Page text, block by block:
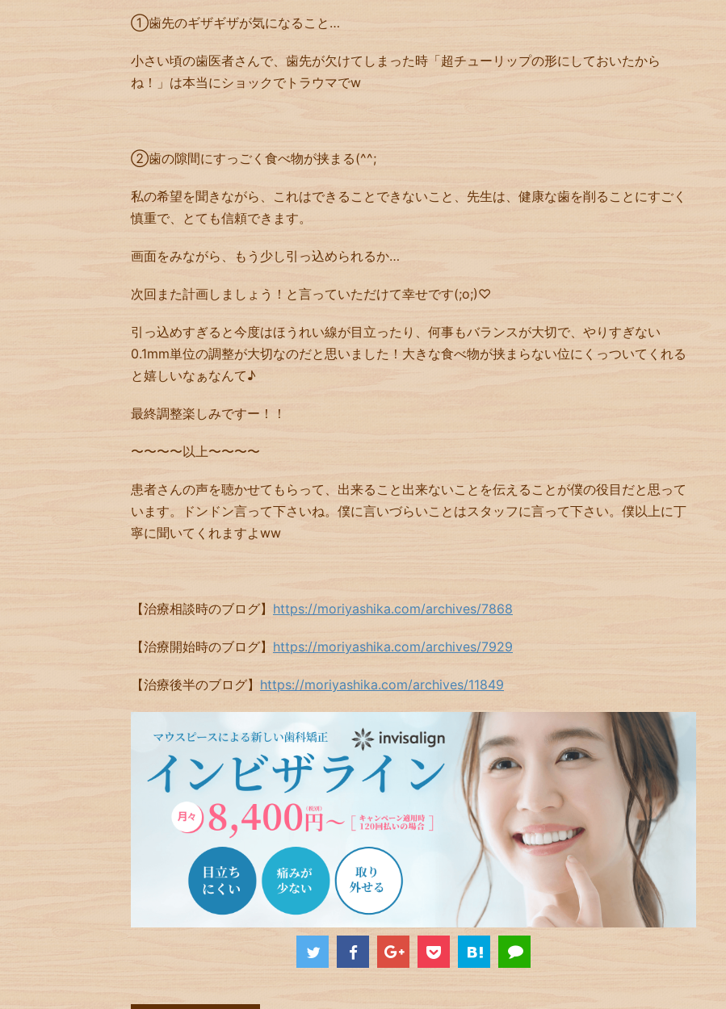
①歯先のギザギザが気になること …
小さい頃の歯医者さんで、歯先が欠けてしまった時「超チューリップの形にしておいたから
ね！」は本当にショックでトラウマでw
②歯の隙間にすっごく食べ物が挟まる(^^;
私の希望を聞きながら、これはできることできないこと、先生は、健康な歯を削ることにすごく
慎重で、とても信頼できます。
画面をみながら、もう少し引っ込められるか…
次回また計画しましょう！と言っていただけて幸せです(;o;)♡
引っ込めすぎると今度はほうれい線が目立ったり、何事もバランスが大切で、やりすぎない
0.1mm単位の調整が大切なのだと思いました！大きな食べ物が挟まらない位にくっついてくれる
と嬉しいなぁなんて♪
最終調整楽しみですー！！
〜〜〜〜以上〜〜〜〜
患者さんの声を聴かせてもらって、出来ること出来ないことを伝えることが僕の役目だと思って
います。ドンドン言って下さいね。僕に言いづらいことはスタッフに言って下さい。僕以上に丁
寧に聞いてくれますよww
【治療相談時のブログ】 https://moriyashika.com/archives/7868
【治療開始時のブログ】 https://moriyashika.com/archives/7929
【治療後半のブログ】 https://moriyashika.com/archives/11849